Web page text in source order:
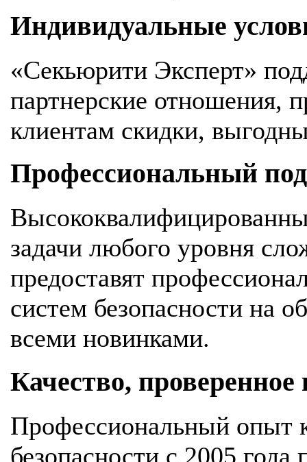
Индивидуальные
«Секьюрити Эксперт»
партнерские отношения,
клиентам скидки,
Профессиональный
задачи любого уровня
предоставят
систем безопасности на
всеми новинками.
Качество,
Профессиональный опыт
безопасности с 2005 года